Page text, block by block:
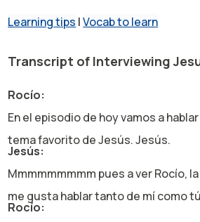
Learning tips |Vocab to learn
Transcript of Interviewing
Rocío:
En el episodio de hoy vamos a
tema favorito de Jesús. Jesús.
Jesús:
Mmmmmmmmm pues a ver Rocío,
me gusta hablar tanto de mí como
Rocío: